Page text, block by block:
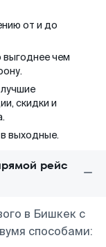
от и до
выгоднее чем
скидки и
выходные.
рейс
в Бишкек с
способами: